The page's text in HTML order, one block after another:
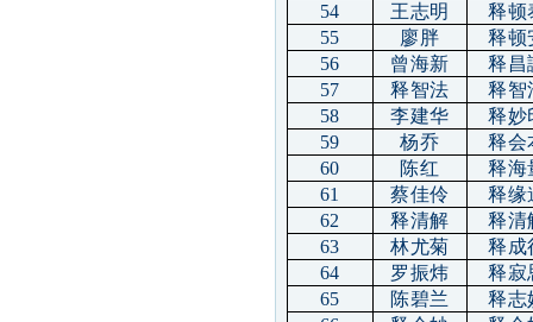
54
王志明
释顿
55
廖胖
释顿
56
曾海新
释昌
57
释智法
释智
58
李建华
释妙
59
杨乔
释会
60
陈红
释海
61
蔡佳伶
释缘
62
释清解
释清
63
林尤菊
释成
64
罗振炜
释寂
65
陈碧兰
释志